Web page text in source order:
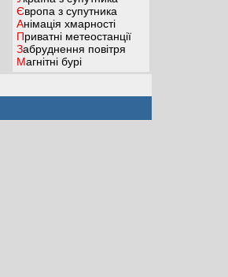
Європа з супутника
Анімація хмарності
Приватні метеостанції
Забруднення повітря
Магнітні бурі